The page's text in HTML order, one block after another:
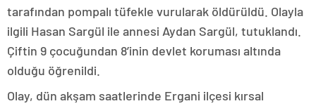
tarafından pompalı tüfekle vurularak öldürüldü. Olayla
ilgili Hasan Sargül ile annesi Aydan Sargül, tutuklandı.
Çiftin 9 çocuğundan 8’inin devlet koruması altında
olduğu öğrenildi.
Olay, dün akşam saatlerinde Ergani ilçesi kırsal